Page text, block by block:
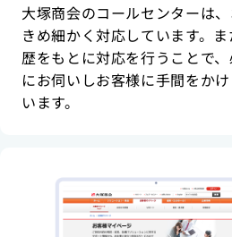
大塚商会のコールセンターは
きめ細かく対応しています。
歴をもとに対応を行うことで
にお伺いしお客様に手間をか
います。